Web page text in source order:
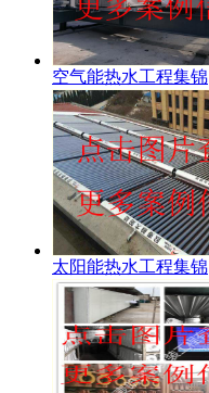
空气能热水工程集锦
太阳能热水工程集锦